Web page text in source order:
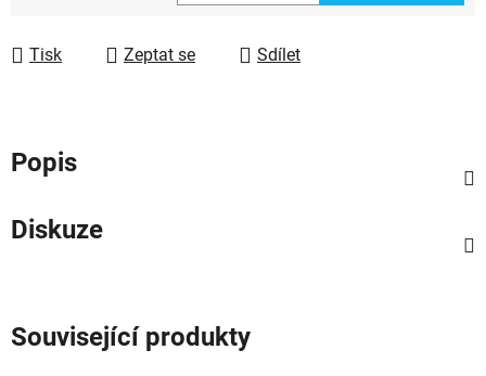
Tisk Zeptat se Sdílet
Popis
Diskuze
Související produkty